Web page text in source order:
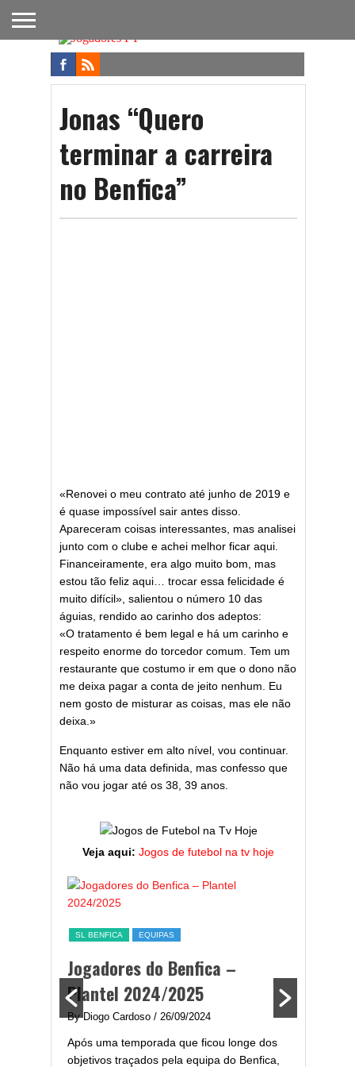
FUTEBOL
NACIONAL
FUTEBOL
INTERNACIONAL
NOTÍCIAS
ONDE
ASSISTIR
FUTEBOL
NA TV
APOSTAS
Jonas “Quero
terminar a carreira
no Benfica”
«Renovei o meu contrato até junho de 2019 e
é quase impossível sair antes disso.
Apareceram coisas interessantes, mas analisei
junto com o clube e achei melhor ficar aqui.
Financeiramente, era algo muito bom, mas
estou tão feliz aqui… trocar essa felicidade é
muito difícil», salientou o número 10 das
águias, rendido ao carinho dos adeptos:
«O tratamento é bem legal e há um carinho e
respeito enorme do torcedor comum. Tem um
restaurante que costumo ir em que o dono não
me deixa pagar a conta de jeito nenhum. Eu
nem gosto de misturar as coisas, mas ele não
deixa.»
Enquanto estiver em alto nível, vou continuar.
Não há uma data definida, mas confesso que
não vou jogar até os 38, 39 anos.
Veja aqui: Jogos de futebol na tv hoje
SL BENFICA EQUIPAS
Jogadores do Benfica –
Plantel 2024/2025
By Diogo Cardoso / 26/09/2024
Após uma temporada que ficou longe dos
objetivos traçados pela equipa do Benfica,